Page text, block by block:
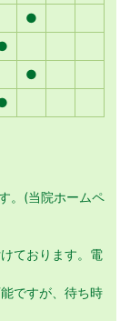
●
●
。(当院ホームペ
ております。電
ですが、待ち時